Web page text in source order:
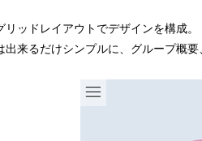
リッドレイアウトでデザインを構成。
出来るだけシンプルに、グループ概要